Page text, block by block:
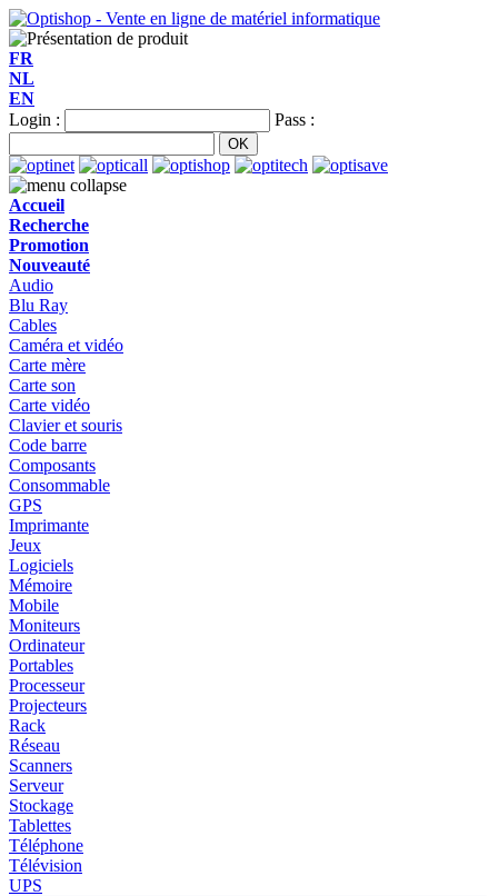
FR
NL
EN
Login :
Pass :
Accueil
Recherche
Promotion
Nouveauté
Audio
Blu Ray
Cables
Caméra et vidéo
Carte mère
Carte son
Carte vidéo
Clavier et souris
Code barre
Composants
Consommable
GPS
Imprimante
Jeux
Logiciels
Mémoire
Mobile
Moniteurs
Ordinateur
Portables
Processeur
Projecteurs
Rack
Réseau
Scanners
Serveur
Stockage
Tablettes
Téléphone
Télévision
UPS